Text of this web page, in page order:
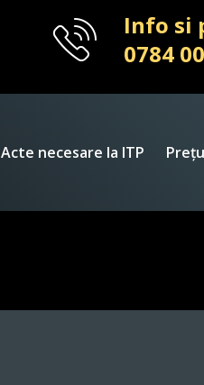
Info si
0784
Acte necesare la ITP